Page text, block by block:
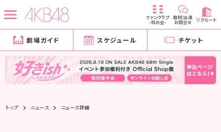
ファンクラブ
-柱の会-
取材/出演
お問合せ リクルート
劇場ガイド スケジュール チケット
トップ ニュース ニュース詳細